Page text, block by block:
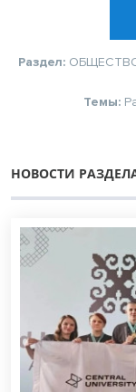
Раздел:
Темы:
НОВОСТИ